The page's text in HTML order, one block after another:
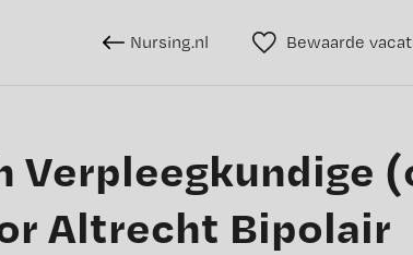
Nursing.nl Bewaarde
Verpleegkundige
Altrecht Bipolair